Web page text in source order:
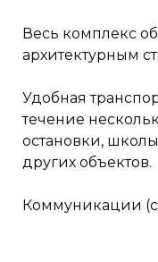
Весь комплекс
архитектурным
Удобная
течение
остановки,
других объектов.
Коммуникации